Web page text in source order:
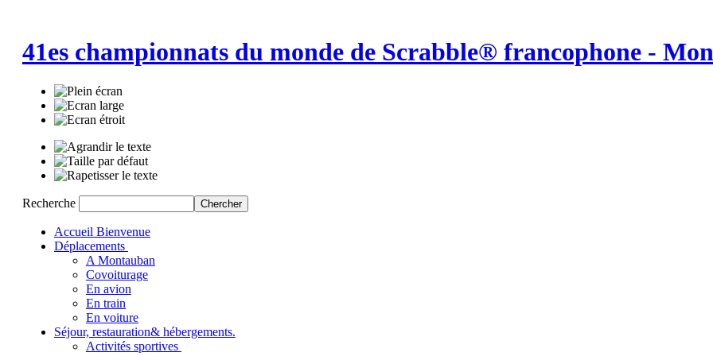
41es championnats du monde de Scrabble® francophone -
Recherche
Accueil Bienvenue
Déplacements
A Montauban
Covoiturage
En avion
En train
En voiture
Séjour, restauration& hébergements.
Activités sportives